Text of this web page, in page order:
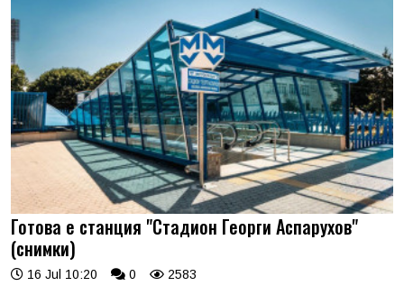
Готова е станция "Стадион Георги Аспарухов"
(снимки)
16 Jul 10:20 0 2583